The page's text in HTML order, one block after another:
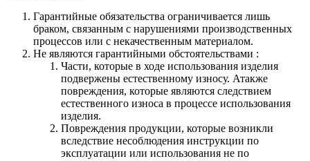
Гарантийные обязательства ограничивается лишь
браком, связанным с нарушениями производственных
процессов или с некачественным материалом.
Не являются гарантийными обстоятельствами :
Части, которые в ходе использования изделия
подвержены естественному износу. Атакже
повреждения, которые являются следствием
естественного износа в процессе использования
изделия.
Повреждения продукции, которые возникли
вследствие несоблюдения инструкции по
эксплуатации или использования не по